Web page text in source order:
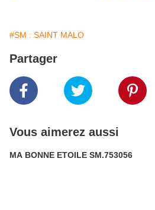
#SM : SAINT MALO
Partager
Vous aimerez aussi
MA BONNE ETOILE SM.753056